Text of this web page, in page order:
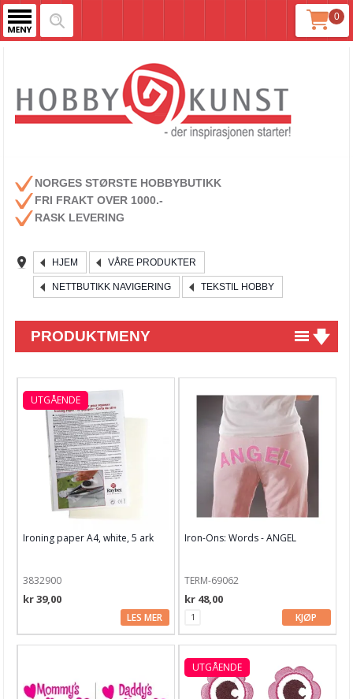
0
NORGES STØRSTE HOBBYBUTIKK
FRI FRAKT OVER 1000.-
RASK LEVERING
HJEM VÅRE PRODUKTER
NETTBUTIKK NAVIGERING TEKSTIL HOBBY
PRODUKTMENY
Tilbud
Kurs & aktiviteter
Gavekort
Kort & Scrapbooking
Scrapbooking & lommescrapping
Planners & kalender
Art Journaling & Mixed Media
Vokssegl & tilbehør
Lim & Verktøy
Bånd, Blonder & Tekstil
UTGÅENDE
Ironing paper A4, white, 5 ark
3832900
kr 39,00
LES MER
Iron-Ons: Words - ANGEL
TERM-69062
kr 48,00
KJØP
UTGÅENDE